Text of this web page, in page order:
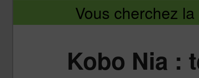
Vous cherchez la
Kobo Nia :